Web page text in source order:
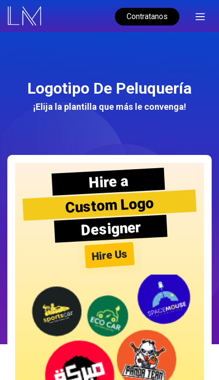
Contratanos
Logotipo De Peluquería
¡Elija la plantilla que más le convenga!
Hire a
Custom Logo
Designer
Hire Us